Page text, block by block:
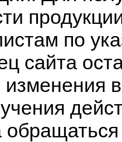
по
сайта
изменения